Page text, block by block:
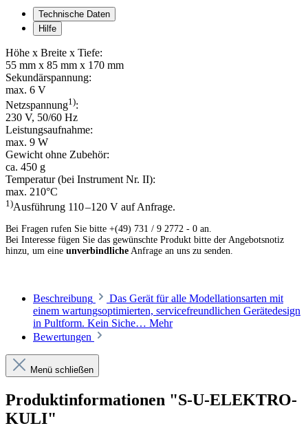
Technische Daten
Hilfe
Höhe x Breite x Tiefe:
55 mm x 85 mm x 170 mm
Sekundärspannung:
max. 6 V
Netzspannung1):
230 V, 50/60 Hz
Leistungsaufnahme:
max. 9 W
Gewicht ohne Zubehör:
ca. 450 g
Temperatur (bei Instrument Nr. II):
max. 210°C
1)Ausführung 110 –120 V auf Anfrage.
Bei Fragen rufen Sie bitte +(49) 731 / 9 2772 - 0 an.
Bei Interesse fügen Sie das gewünschte Produkt bitte der Angebotsnotiz
hinzu, um eine unverbindliche Anfrage an uns zu senden.
Beschreibung
Das Gerät für alle Modellationsarten mit
einem wartungsoptimierten, servicefreundlichen Gerätedesign
in Pultform. Kein Siche… Mehr
Bewertungen
Menü schließen
Produktinformationen "S-U-ELEKTRO-
KULI"